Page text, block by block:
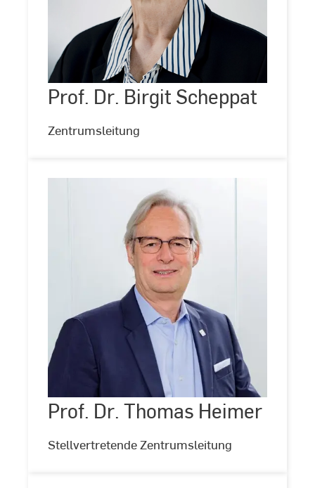
©
Kira
Jacobi
Prof. Dr. Birgit Scheppat
Zentrumsleitung
Prof.
Dr.
Birgit
Scheppat
©
Andreas
Schlote
Prof. Dr. Thomas Heimer
Stellvertretende Zentrumsleitung
Prof.
Thomas
Heimer